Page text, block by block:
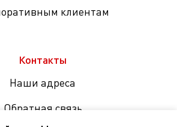
клиентам
Контакты
Наши адреса
Обратная связь